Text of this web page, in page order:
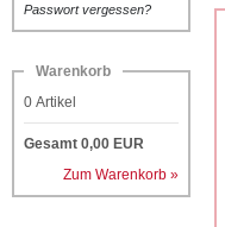
Passwort vergessen?
Warenkorb
0 Artikel
Gesamt 0,00 EUR
Zum Warenkorb »